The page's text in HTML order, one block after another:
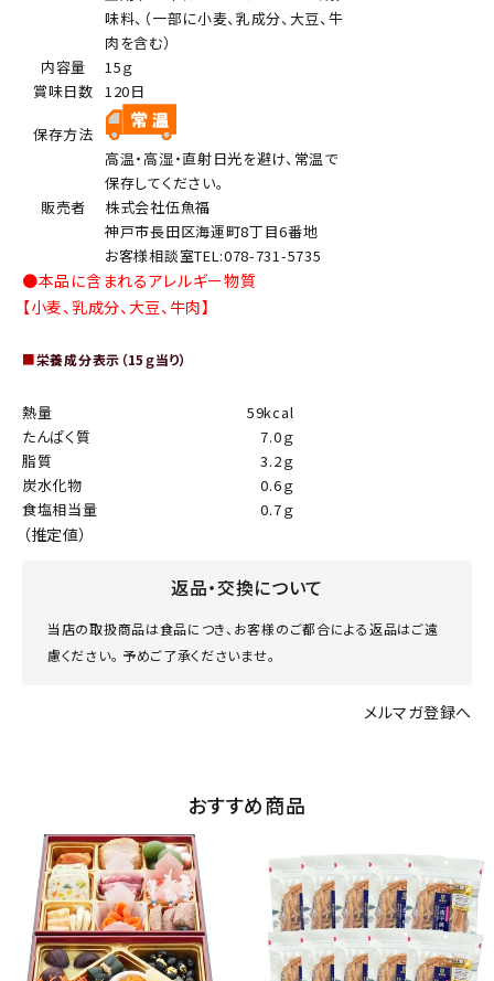
味料、（一部に小麦、乳成分、大豆、牛
肉を含む）
内容量
15ｇ
賞味日数
120日
保存方法
高温・高湿・直射日光を避け、常温で
保存してください。
販売者
株式会社伍魚福
神戸市長田区海運町8丁目6番地
お客様相談室TEL:078-731-5735
●本品に含まれるアレルギー物質
【小麦、乳成分、大豆、牛肉】
■栄養成分表示（15ｇ当り）
熱量
59kcal
たんぱく質
7.0ｇ
脂質
3.2ｇ
炭水化物
0.6ｇ
食塩相当量
0.7ｇ
（推定値）
返品・交換について
当店の取扱商品は食品につき、お客様のご都合による返品はご遠
慮ください。 予めご了承くださいませ。
メルマガ登録へ
おすすめ商品